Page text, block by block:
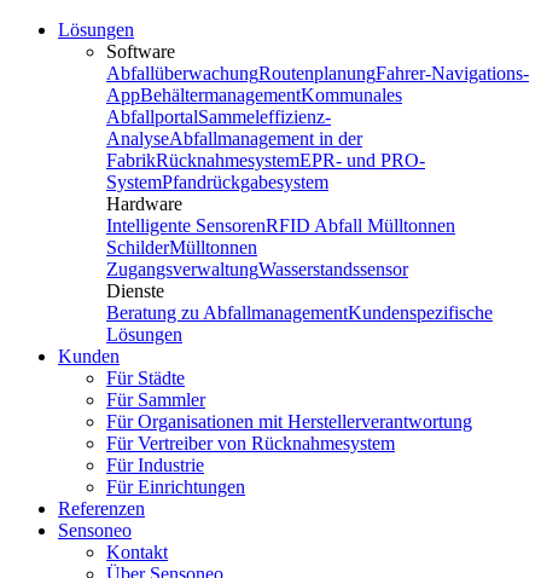
Lösungen
Software
AbfallüberwachungRoutenplanungFahrer-Navigations-
AppBehältermanagementKommunales
AbfallportalSammeleffizienz-
AnalyseAbfallmanagement in der
FabrikRücknahmesystemEPR- und PRO-
SystemPfandrückgabesystem
Hardware
Intelligente SensorenRFID Abfall Mülltonnen
SchilderMülltonnen
ZugangsverwaltungWasserstandssensor
Dienste
Beratung zu AbfallmanagementKundenspezifische
Lösungen
Kunden
Für Städte
Für Sammler
Für Organisationen mit Herstellerverantwortung
Für Vertreiber von Rücknahmesystem
Für Industrie
Für Einrichtungen
Referenzen
Sensoneo
Kontakt
Über Sensoneo